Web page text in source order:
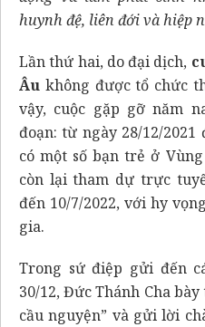
huynh đệ, liên đới và hiệp
Lần thứ hai, do đại dịch,
Âu không được tổ chức
vậy, cuộc gặp gỡ năm
đoạn: từ ngày 28/12/
có một số bạn trẻ ở
còn lại tham dự trực
đến 10/7/2022, với hy
gia.
Trong sứ điệp gửi đến
30/12, Đức Thánh Cha
cầu nguyện” và gửi lời